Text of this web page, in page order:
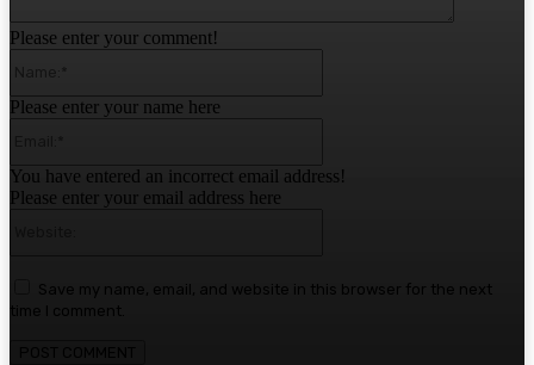
Please enter your comment!
Please enter your name here
You have entered an incorrect email address!
Please enter your email address here
Save my name, email, and website in this browser for the next
time I comment.